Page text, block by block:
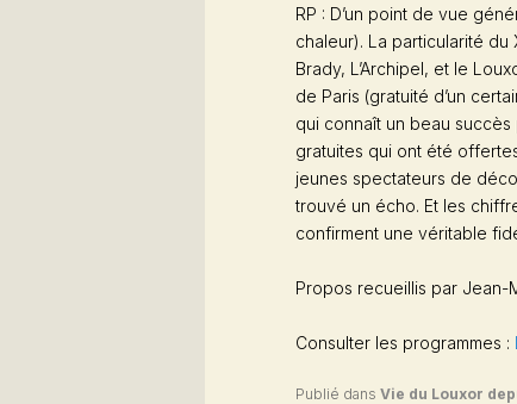
RP : D’un point de vue
chaleur). La particularité du
Brady, L’Archipel, et le
de Paris (gratuité d’un
qui connaît un beau
gratuites qui ont été
jeunes spectateurs de
trouvé un écho. Et les
confirment une véritable
Propos recueillis par Jean-
Consulter les programmes :
Publié dans Vie du Louxor